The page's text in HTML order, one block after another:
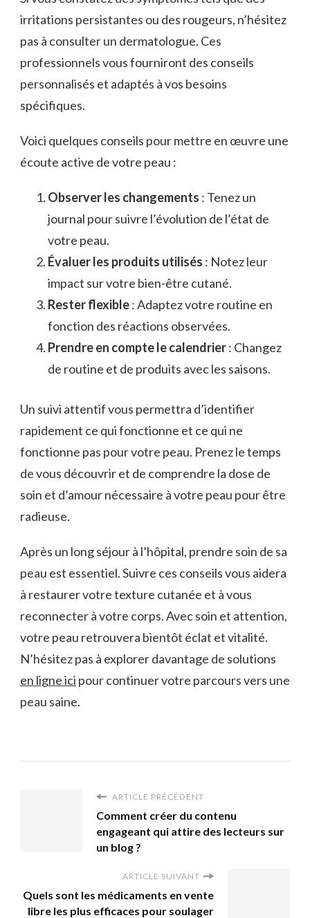
irritations persistantes ou des rougeurs, n’hésitez
pas à consulter un dermatologue. Ces
professionnels vous fourniront des conseils
personnalisés et adaptés à vos besoins
spécifiques.
Voici quelques conseils pour mettre en œuvre une
écoute active de votre peau :
Observer les changements : Tenez un
journal pour suivre l’évolution de l’état de
votre peau.
Évaluer les produits utilisés : Notez leur
impact sur votre bien-être cutané.
Rester flexible: Adaptez votre routine en
fonction des réactions observées.
Prendre en compte le calendrier: Changez
de routine et de produits avec les saisons.
Un suivi attentif vous permettra d’identifier
rapidement ce qui fonctionne et ce qui ne
fonctionne pas pour votre peau. Prenez le temps
de vous découvrir et de comprendre la dose de
soin et d’amour nécessaire à votre peau pour être
radieuse.
Après un long séjour à l’hôpital, prendre soin de sa
peau est essentiel. Suivre ces conseils vous aidera
à restaurer votre texture cutanée et à vous
reconnecter à votre corps. Avec soin et attention,
votre peau retrouvera bientôt éclat et vitalité.
N’hésitez pas à explorer davantage de solutions
en ligne ici pour continuer votre parcours vers une
peau saine.
ARTICLE PRÉCÉDENT
Comment créer du contenu
engageant qui attire des lecteurs sur
un blog ?
ARTICLE SUIVANT
Quels sont les médicaments en vente
libre les plus efficaces pour soulager